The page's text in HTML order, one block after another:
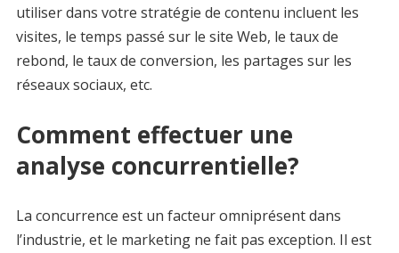
utiliser dans votre stratégie de contenu incluent les
visites, le temps passé sur le site Web, le taux de
rebond, le taux de conversion, les partages sur les
réseaux sociaux, etc.
Comment effectuer une
analyse concurrentielle?
La concurrence est un facteur omniprésent dans
l’industrie, et le marketing ne fait pas exception. Il est